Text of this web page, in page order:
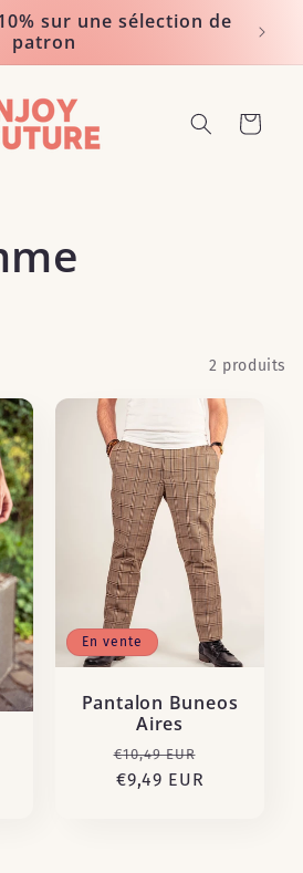
sur une sélection de
patron
Noté
Panier
2 produits
En vente
Pantalon Buneos
Aires
Prix
habituel
€10,49 EUR
€9,49 EUR